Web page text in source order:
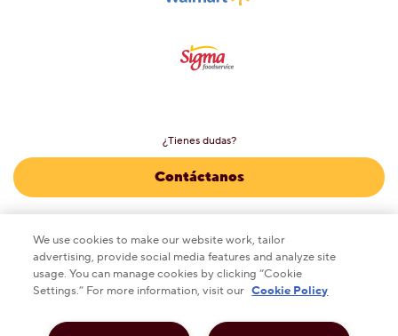
¿Tienes dudas?
Contáctanos
This checkbox when checked enables high contrast
ALTO CONTRASTE DESACTIVADO
Política de privacidad Aviso legal
We use cookies to make our website work, tailor
advertising, provide social media features and analyze site
usage. You can manage cookies by clicking “Cookie
Settings.” For more information, visit our Cookie Policy